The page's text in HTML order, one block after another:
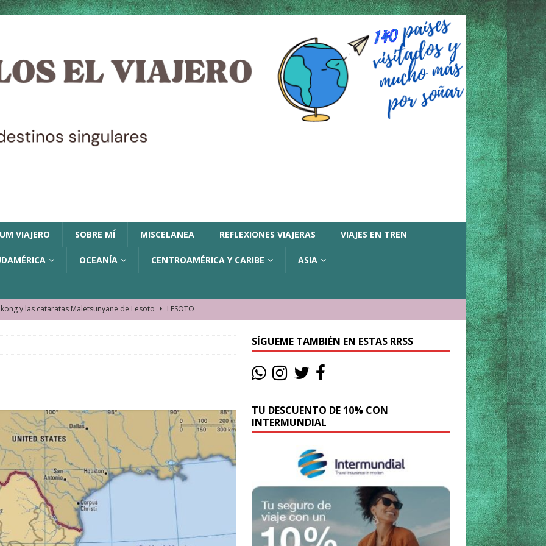
VIAJERO SOBRE MÍ MISCELANEA REFLEXIONES VIAJERAS VIAJES EN TREN
OCEANÍA CENTROAMÉRICA Y CARIBE ASIA
y las cataratas Maletsunyane de Lesoto
LESOTO
La historia de la misteriosa avioneta de la playa
JAMAICA
moverse en Seychelles de manera sostenible
SEYCHELLES
Manama. La capital de Baréin
BARÉIN
El barrio más castizo de Malabo GUINEA ECUATORIAL
SÍGUEME TAMBIÉN EN ESTAS RRSS
TU DESCUENTO DE 10% CON
INTERMUNDIAL